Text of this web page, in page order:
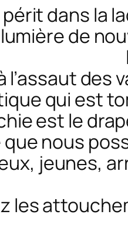
périt dans la
de
l’assaut
qui est
est le
nous
jeunes,
les